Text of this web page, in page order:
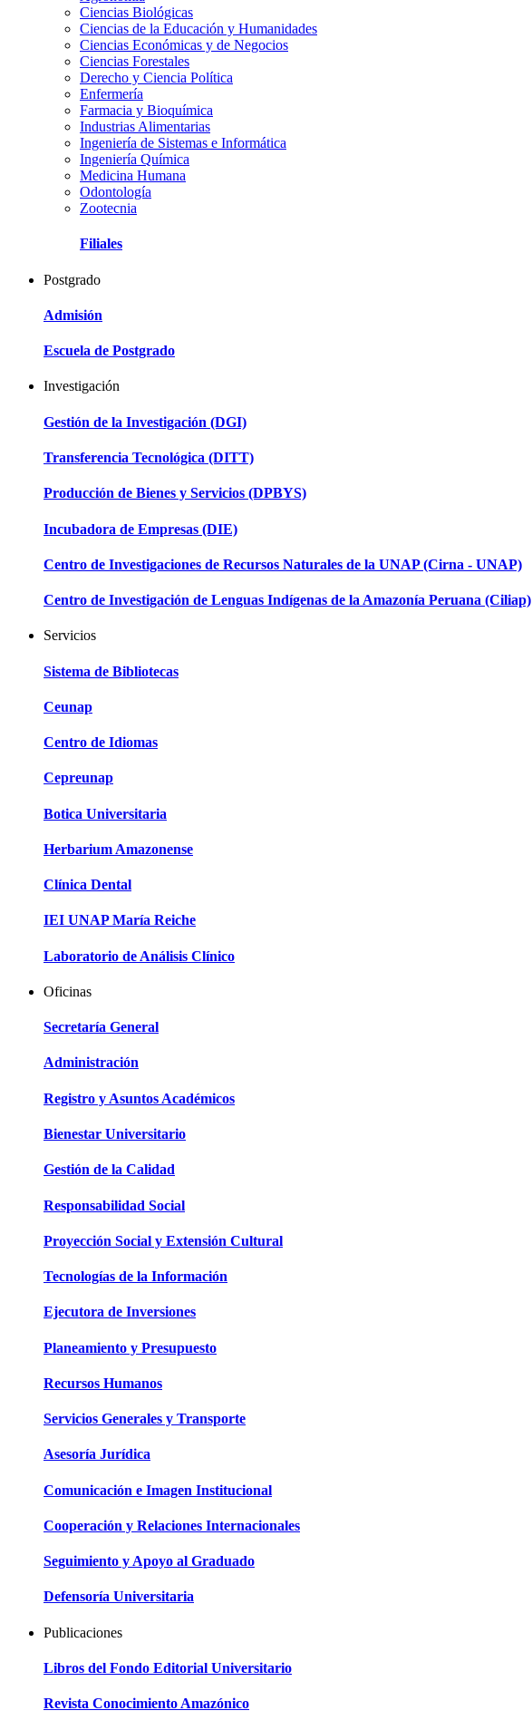
Ciencias Biológicas
Ciencias de la Educación y Humanidades
Ciencias Económicas y de Negocios
Ciencias Forestales
Derecho y Ciencia Política
Enfermería
Farmacia y Bioquímica
Industrias Alimentarias
Ingeniería de Sistemas e Informática
Ingeniería Química
Medicina Humana
Odontología
Zootecnia
Filiales
Postgrado
Admisión
Escuela de Postgrado
Investigación
Gestión de la Investigación (DGI)
Transferencia Tecnológica (DITT)
Producción de Bienes y Servicios (DPBYS)
Incubadora de Empresas (DIE)
Centro de Investigaciones de Recursos Naturales de la UNAP (Cirna - UNAP)
Centro de Investigación de Lenguas Indígenas de la Amazonía Peruana (Ciliap)
Servicios
Sistema de Bibliotecas
Ceunap
Centro de Idiomas
Cepreunap
Botica Universitaria
Herbarium Amazonense
Clínica Dental
IEI UNAP María Reiche
Laboratorio de Análisis Clínico
Oficinas
Secretaría General
Administración
Registro y Asuntos Académicos
Bienestar Universitario
Gestión de la Calidad
Responsabilidad Social
Proyección Social y Extensión Cultural
Tecnologías de la Información
Ejecutora de Inversiones
Planeamiento y Presupuesto
Recursos Humanos
Servicios Generales y Transporte
Asesoría Jurídica
Comunicación e Imagen Institucional
Cooperación y Relaciones Internacionales
Seguimiento y Apoyo al Graduado
Defensoría Universitaria
Publicaciones
Libros del Fondo Editorial Universitario
Revista Conocimiento Amazónico